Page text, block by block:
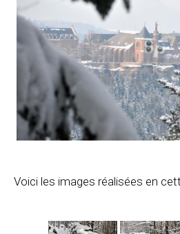
Voici les images réalisées en